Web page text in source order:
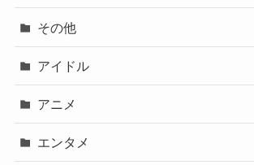
その他
アイドル
アニメ
エンタメ